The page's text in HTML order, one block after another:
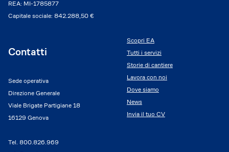
REA: MI-1785877
Capitale sociale: 842.288,50 €
Contatti
Sede operativa
Direzione Generale
Viale Brigate Partigiane 18
16129 Genova
Tel. 800.826.969
Scopri EA
Tutti i servizi
Storie di cantiere
Lavora con noi
Dove siamo
News
Invia il tuo CV